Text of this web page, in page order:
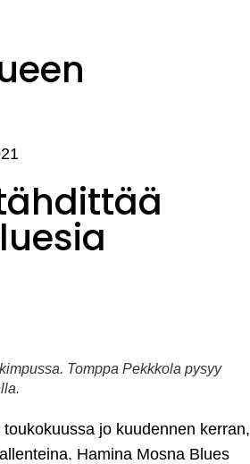
Tomppa Pekkkola pysyy
jo kuudennen kerran,
Hamina Mosna Blues